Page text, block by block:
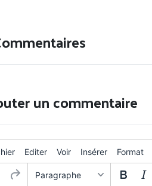
un commentaire
Editer Voir Insérer Format
Paragraphe